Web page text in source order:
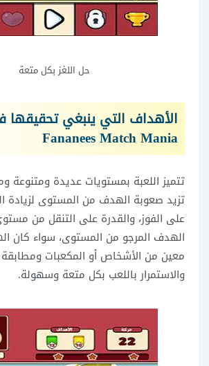
حل اللغز بكل متعة
الأهداف التي ينبغي تحقيقها
Fananees Match Mania
تتميز اللعبة بمستويات عديدة
تزيد صعوبة الهدف من المستوى لزيادة
على الفوز، والقدرة على التنقل من
الهدف المرجو من المستوى، سواء كان
معين من الأشخاص أو المكعبات ومطابقة
والاستمرار باللعب بكل متعة وسهولة.